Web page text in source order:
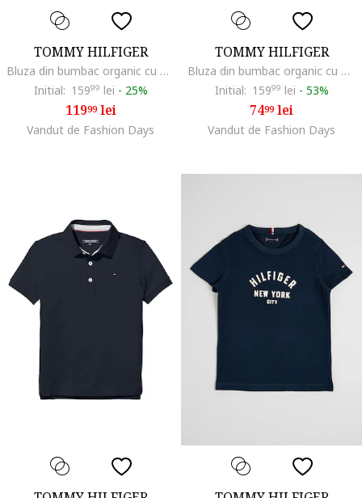
TOMMY HILFIGER
Bluza din bumbac organic cu detaliu logo, Alb
Initial: 15999 lei - 25%
11999lei
Vandut de Fashion Days
TOMMY HILFIGER
Bluza din bumbac organic cu detaliu logo, Negru
Initial: 15999 lei - 53%
7499lei
Vandut de Fashion Days